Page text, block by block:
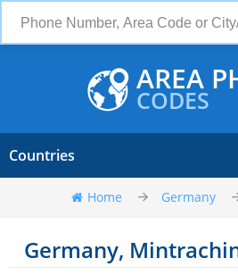
AREA
CODES
Countries
Home Germany
Germany,